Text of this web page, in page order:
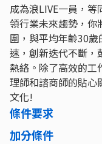
成為浪LIVE一員，
領行業未來趨勢，你
圍，與平均年齡30
速，創新迭代不斷，
熱絡。除了高效的
理師和諮商師的貼心
文化!
條件要求
加分條件